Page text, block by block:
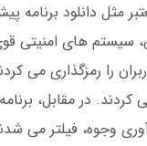
مثل دانلود برنامه
سیستم های امنیتی
را رمزگذاری می
در مقابل،
وجوه، فیلتر می شدند